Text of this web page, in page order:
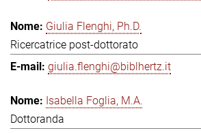
Giulia Flenghi, Ph.D.
Ricercatrice post-dottorato
giulia.flenghi@biblhertz.it
Isabella Foglia, M.A.
Dottoranda